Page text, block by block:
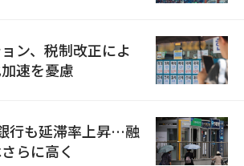
ン、税制改正によ
速を憂慮
行も延滞率上昇…融
らに高く